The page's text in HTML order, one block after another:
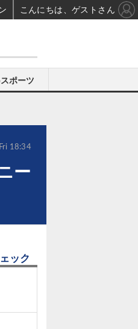
ポーツ
ー
18:34
ック
こんにちは、ゲストさん